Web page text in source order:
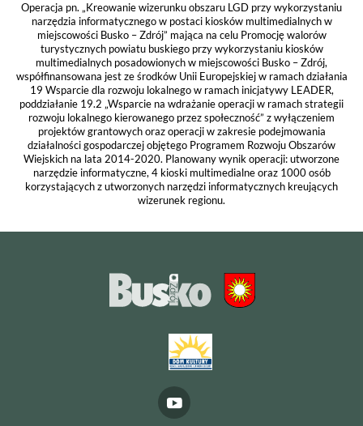
Operacja pn. „Kreowanie wizerunku obszaru LGD przy wykorzystaniu
narzędzia informatycznego w postaci kiosków multimedialnych w
miejscowości Busko – Zdrój” mająca na celu Promocję walorów
turystycznych powiatu buskiego przy wykorzystaniu kiosków
multimedialnych posadowionych w miejscowości Busko – Zdrój,
współfinansowana jest ze środków Unii Europejskiej w ramach działania
19 Wsparcie dla rozwoju lokalnego w ramach inicjatywy LEADER,
poddziałanie 19.2 „Wsparcie na wdrażanie operacji w ramach strategii
rozwoju lokalnego kierowanego przez społeczność” z wyłączeniem
projektów grantowych oraz operacji w zakresie podejmowania
działalności gospodarczej objętego Programem Rozwoju Obszarów
Wiejskich na lata 2014-2020. Planowany wynik operacji: utworzone
narzędzie informatyczne, 4 kioski multimedialne oraz 1000 osób
korzystających z utworzonych narzędzi informatycznych kreujących
wizerunek regionu.